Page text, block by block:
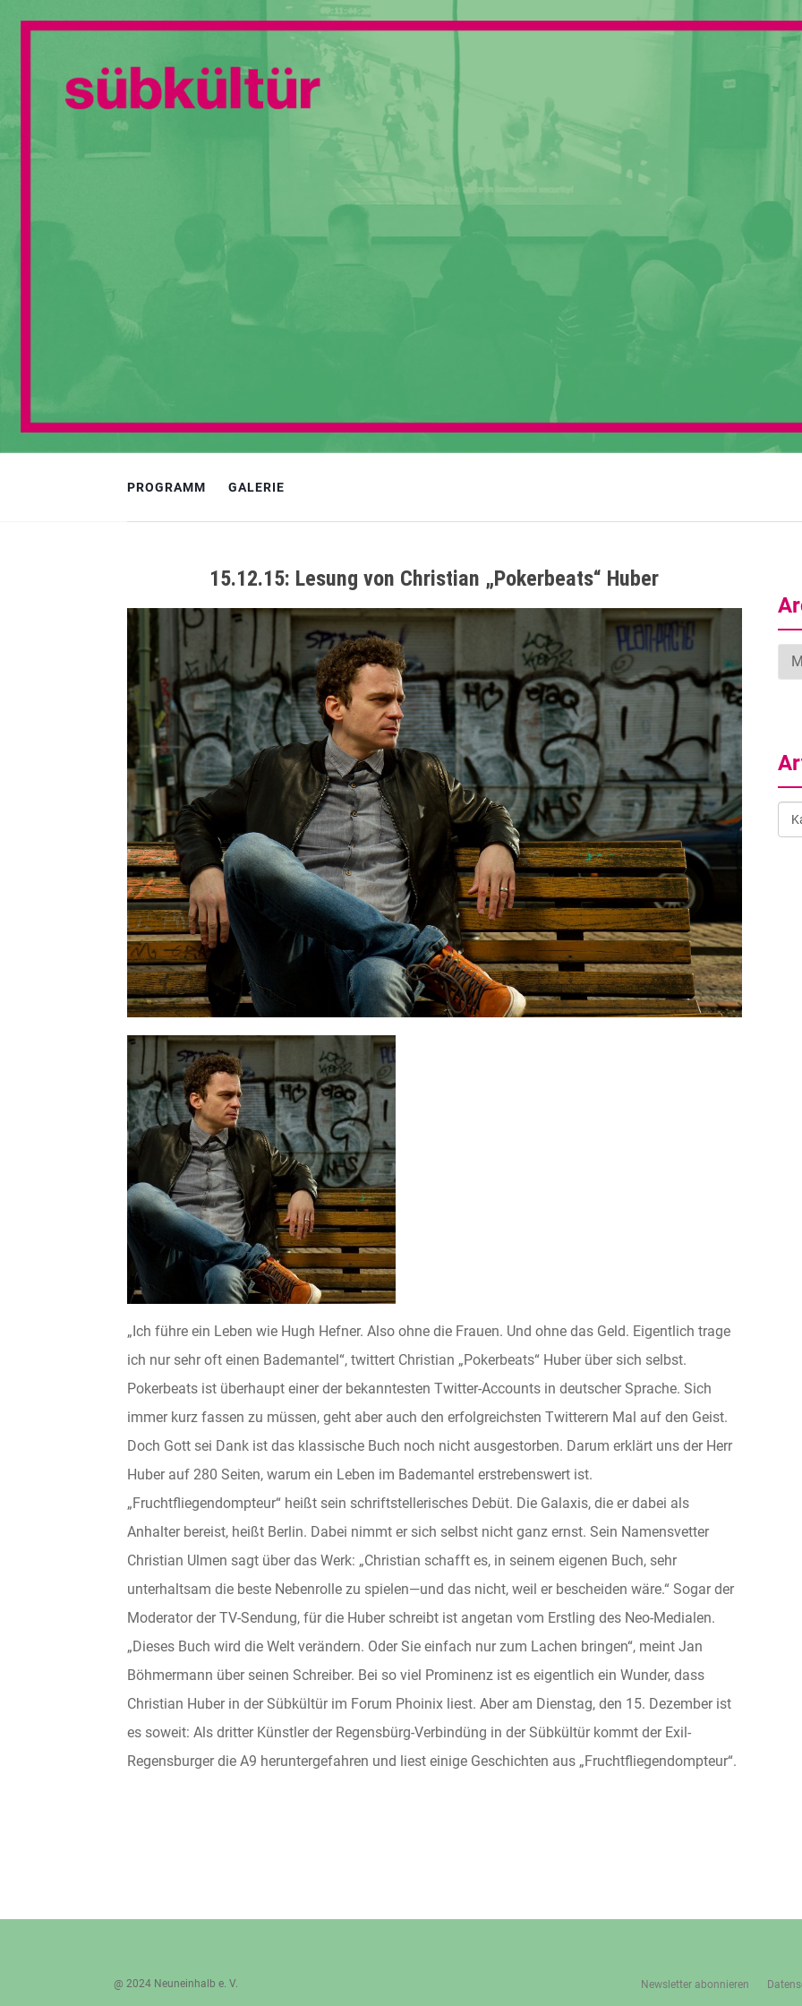
PROGRAMM GALERIE
15.12.15: Lesung von Christian „Pokerbeats“ Huber
„Ich führe ein Leben wie Hugh Hefner. Also ohne die Frauen. Und ohne das Geld. Eigentlich trage
ich nur sehr oft einen Bademantel“, twittert Christian „Pokerbeats“ Huber über sich selbst.
Pokerbeats ist überhaupt einer der bekanntesten Twitter-Accounts in deutscher Sprache. Sich
immer kurz fassen zu müssen, geht aber auch den erfolgreichsten Twitterern Mal auf den Geist.
Doch Gott sei Dank ist das klassische Buch noch nicht ausgestorben. Darum erklärt uns der Herr
Huber auf 280 Seiten, warum ein Leben im Bademantel erstrebenswert ist.
„Fruchtfliegendompteur“ heißt sein schriftstellerisches Debüt. Die Galaxis, die er dabei als
Anhalter bereist, heißt Berlin. Dabei nimmt er sich selbst nicht ganz ernst. Sein Namensvetter
Christian Ulmen sagt über das Werk: „Christian schafft es, in seinem eigenen Buch, sehr
unterhaltsam die beste Nebenrolle zu spielen—und das nicht, weil er bescheiden wäre.“ Sogar der
Moderator der TV-Sendung, für die Huber schreibt ist angetan vom Erstling des Neo-Medialen.
„Dieses Buch wird die Welt verändern. Oder Sie einfach nur zum Lachen bringen“, meint Jan
Böhmermann über seinen Schreiber. Bei so viel Prominenz ist es eigentlich ein Wunder, dass
Christian Huber in der Sübkültür im Forum Phoinix liest. Aber am Dienstag, den 15. Dezember ist
es soweit: Als dritter Künstler der Regensbürg-Verbindüng in der Sübkültür kommt der Exil-
Regensburger die A9 heruntergefahren und liest einige Geschichten aus „Fruchtfliegendompteur“.
Art
der
@ 2024 Neuneinhalb e. V. Newsletter abonnieren